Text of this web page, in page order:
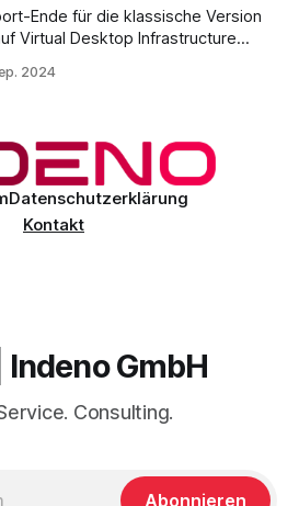
Ende für die klassische Version
Virtual Desktop Infrastructure
dem 1. Juli 2025 wird die
2024
Datenschutzerklärung
Kontakt
Indeno GmbH
Consulting.
Abonnieren